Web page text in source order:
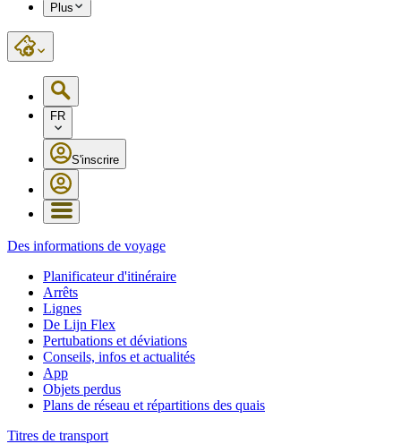
Plus
FR
S'inscrire
Des informations de voyage
Planificateur d'itinéraire
Arrêts
Lignes
De Lijn Flex
Pertubations et déviations
Conseils, infos et actualités
App
Objets perdus
Plans de réseau et répartitions des quais
Titres de transport